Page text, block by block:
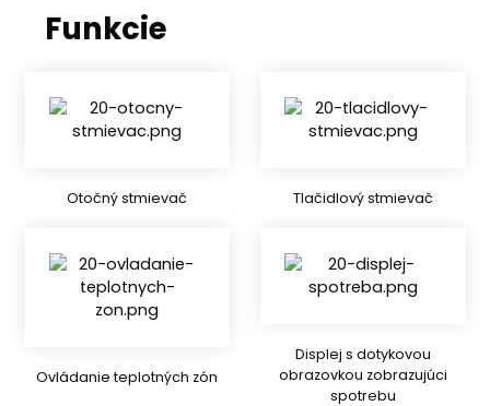
Funkcie
Otočný stmievač Tlačidlový stmievač
Ovládanie teplotných zón
Displej s dotykovou
obrazovkou zobrazujúci
spotrebu